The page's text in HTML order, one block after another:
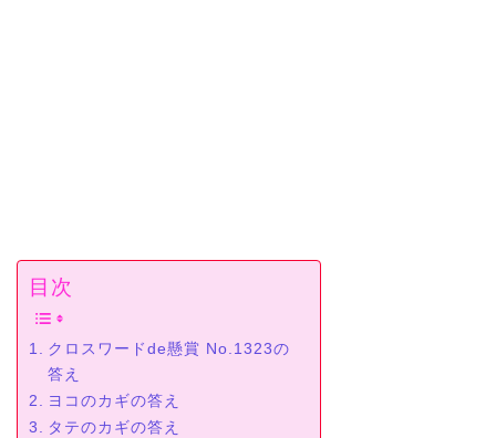
目次
クロスワードde懸賞 No.1323の
答え
ヨコのカギの答え
タテのカギの答え